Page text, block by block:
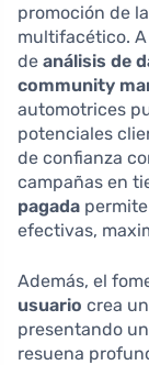
promoción de
multifacético.
de análisis de
community
automotrices
potenciales
de confianza
campañas en
pagada
efectivas,
Además, el
usuario crea
presentando
resuena